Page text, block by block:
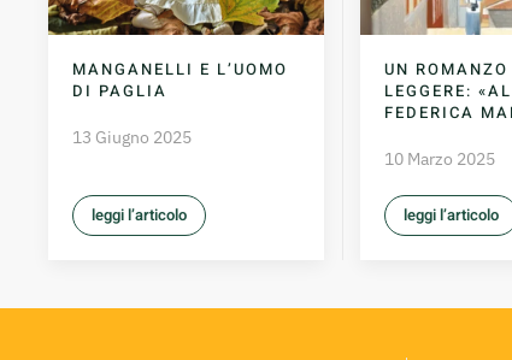
MANGANELLI E L’UOMO
DI PAGLIA
13 Giugno 2025
leggi l’articolo
UN
LEGGERE:
FEDERICA
10 Marzo 2025
leggi l’articolo